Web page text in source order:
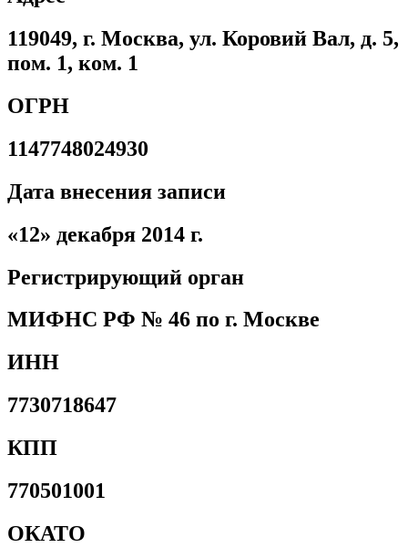
119049, г. Москва, ул. Коровий Вал, д. 5,
пом. 1, ком. 1
ОГРН
1147748024930
Дата внесения записи
«12» декабря 2014 г.
Регистрирующий орган
МИФНС РФ № 46 по г. Москве
ИНН
7730718647
КПП
770501001
ОКАТО